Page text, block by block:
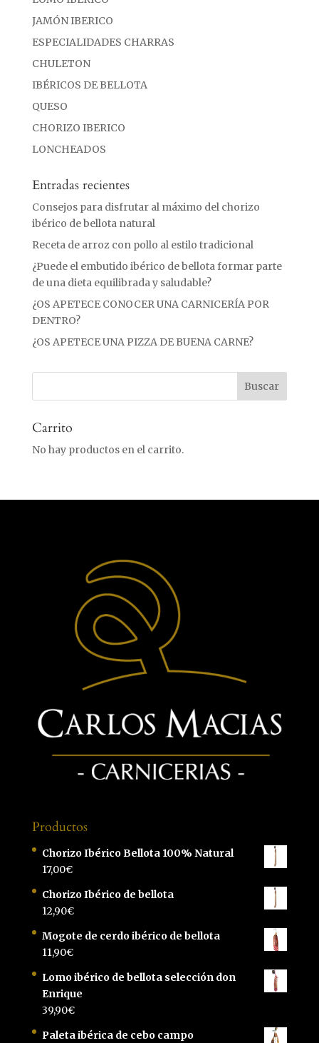
JAMÓN IBERICO
ESPECIALIDADES CHARRAS
CHULETON
IBÉRICOS DE BELLOTA
QUESO
CHORIZO IBERICO
LONCHEADOS
Entradas recientes
Consejos para disfrutar al máximo del chorizo
ibérico de bellota natural
Receta de arroz con pollo al estilo tradicional
¿Puede el embutido ibérico de bellota formar parte
de una dieta equilibrada y saludable?
¿OS APETECE CONOCER UNA CARNICERÍA POR
DENTRO?
¿OS APETECE UNA PIZZA DE BUENA CARNE?
Carrito
No hay productos en el carrito.
Productos
Chorizo Ibérico Bellota 100% Natural
17,00€
Chorizo Ibérico de bellota
12,90€
Mogote de cerdo ibérico de bellota
11,90€
Lomo ibérico de bellota selección don
Enrique
39,90€
Paleta ibérica de cebo campo